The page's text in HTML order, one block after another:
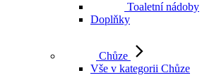
Toaletní nádoby
Doplňky
Chůze
Vše v kategorii Chůze